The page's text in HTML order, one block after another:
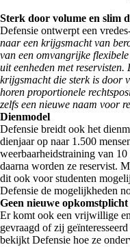
Sterk door volume en slim
Defensie ontwerpt een
naar een krijgsmacht van
van een omvangrijke flexibele
uit eenheden met
krijgsmacht die sterk is door
horen proportionele
zelfs een nieuwe naam voor
Dienmodel
Defensie breidt ook het
dienjaar op naar 1.500
weerbaarheidstraining van
daarna worden ze reservist.
dit ook voor studenten
Defensie de mogelijkheden
Geen nieuwe opkomstplicht
Er komt ook een vrijwillige
gevraagd of zij
bekijkt Defensie hoe ze